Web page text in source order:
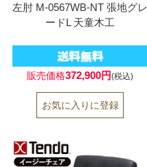
左肘 M-0567WB-NT 張地グレ
ードL 天童木工
販売価格372,900円(税込)